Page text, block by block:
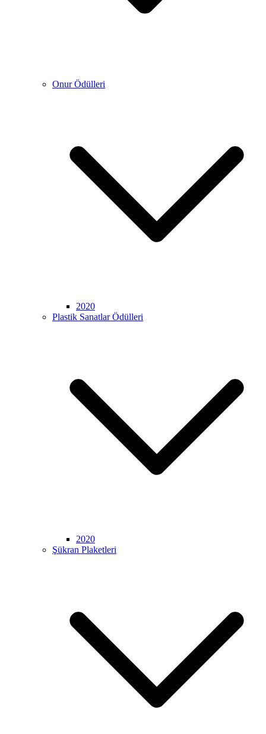
Onur Ödülleri
2020
Plastik Sanatlar Ödülleri
2020
Şükran Plaketleri